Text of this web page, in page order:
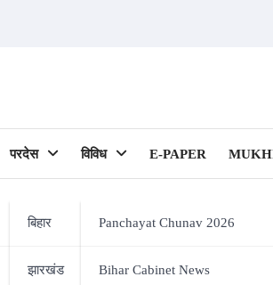
परदेस
बिहार
झारखंड
विविध
Panchayat Chunav 2026
Bihar Cabinet News
E-PAPER